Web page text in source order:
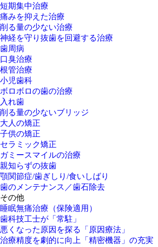
短期集中治療
痛みを抑えた治療
削る量の少ない治療
神経を守り抜歯を回避する治療
歯周病
口臭治療
根管治療
小児歯科
ボロボロの歯の治療
入れ歯
削る量の少ないブリッジ
大人の矯正
子供の矯正
セラミック矯正
ガミースマイルの治療
親知らずの抜歯
顎関節症/歯ぎしり/食いしばり
歯のメンテナンス／歯石除去
その他
睡眠無痛治療（保険適用）
歯科技工士が「常駐」
悪くなった原因を探る「原因療法」
治療精度を劇的に向上「精密機器」の充実